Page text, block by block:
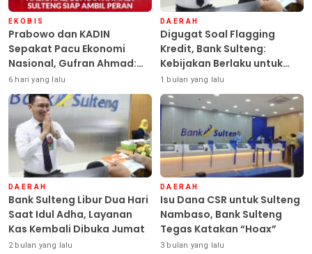
EKOBIS
Prabowo dan KADIN
Sepakat Pacu Ekonomi
Nasional, Gufran Ahmad:
Sulteng Siap Ambil Peran
6 hari yang lalu
DAERAH
Digugat Soal Flagging
Kredit, Bank Sulteng:
Kebijakan Berlaku untuk
Seluruh Debitur ASN
1 bulan yang lalu
DAERAH
Bank Sulteng Libur Dua Hari
Saat Idul Adha, Layanan
Kas Kembali Dibuka Jumat
2 bulan yang lalu
DAERAH
Isu Dana CSR untuk Sulteng
Nambaso, Bank Sulteng
Tegas Katakan “Hoax”
3 bulan yang lalu